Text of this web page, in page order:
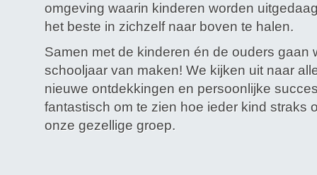
omgeving waarin kinderen worden
het beste in zichzelf naar boven te halen.
Samen met de kinderen én de ouders gaan
schooljaar van maken! We kijken uit naar
nieuwe ontdekkingen en persoonlijke
fantastisch om te zien hoe ieder kind straks
onze gezellige groep.